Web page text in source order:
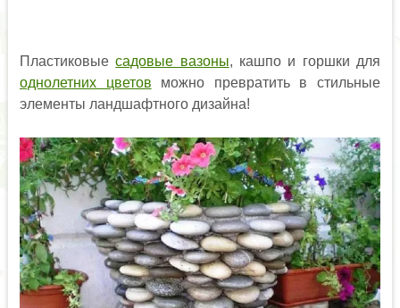
Пластиковыесадовые вазоны, кашпо и горшки для
однолетних цветов можно превратить в стильные
элементы ландшафтного дизайна!